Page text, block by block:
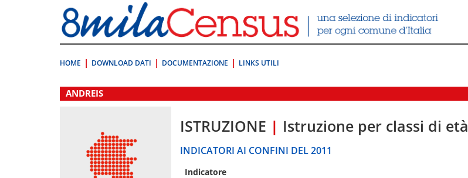
direttamente
a:
Contenuto
HOME DOWNLOAD DATI DOCUMENTAZIONE LINKS UTILI
.
ANDREIS
ISTRUZIONE | Istruzione per classi di età
INDICATORI AI CONFINI DEL 2011
Indicatore